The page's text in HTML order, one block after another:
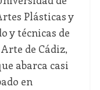
Plásticas y
y técnicas de
de Cádiz,
abarca casi
en